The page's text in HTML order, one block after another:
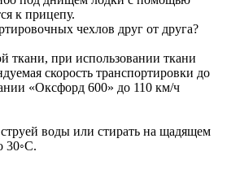
к прицепу.
чехлов друг от друга?
ткани, при использовании ткани
скорость транспортировки до
«Оксфорд 600» до 110 км/ч
воды или стирать на щадящем
30◦С.